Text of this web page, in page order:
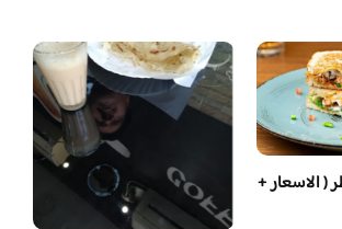
( الاسعار +